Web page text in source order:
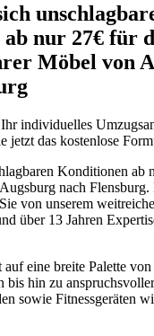
nur 27€ für
Möbel von
individuelles
jetzt das kostenlose
Konditionen ab
nach Flensburg.
von unserem
über 13 Jahren
eine breite Palette
bis hin zu
sowie Fitnessgeräten